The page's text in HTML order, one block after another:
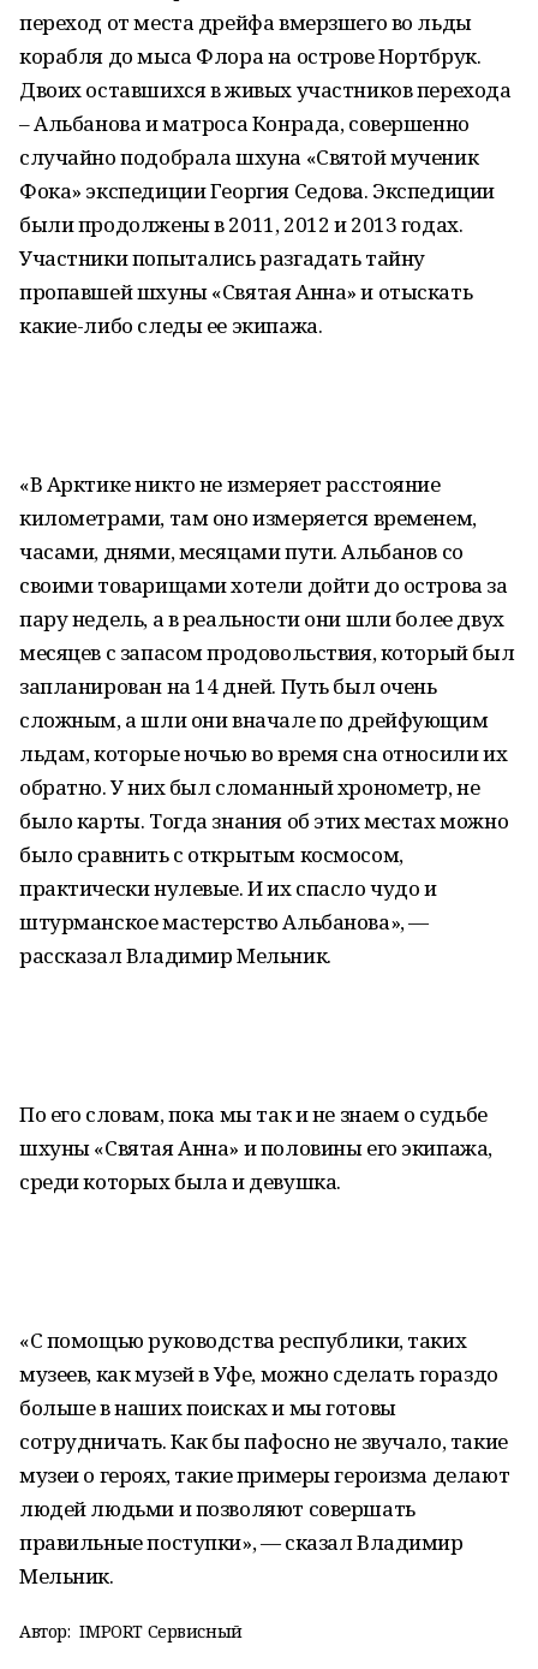
переход от места дрейфа вмерзшего во льды
корабля до мыса Флора на острове Нортбрук.
Двоих оставшихся в живых участников перехода
– Альбанова и матроса Конрада, совершенно
случайно подобрала шхуна «Святой мученик
Фока» экспедиции Георгия Седова. Экспедиции
были продолжены в 2011, 2012 и 2013 годах.
Участники попытались разгадать тайну
пропавшей шхуны «Святая Анна» и отыскать
какие-либо следы ее экипажа.
«В Арктике никто не измеряет расстояние
километрами, там оно измеряется временем,
часами, днями, месяцами пути. Альбанов со
своими товарищами хотели дойти до острова за
пару недель, а в реальности они шли более двух
месяцев с запасом продовольствия, который был
запланирован на 14 дней. Путь был очень
сложным, а шли они вначале по дрейфующим
льдам, которые ночью во время сна относили их
обратно. У них был сломанный хронометр, не
было карты. Тогда знания об этих местах можно
было сравнить с открытым космосом,
практически нулевые. И их спасло чудо и
штурманское мастерство Альбанова», —
рассказал Владимир Мельник.
По его словам, пока мы так и не знаем о судьбе
шхуны «Святая Анна» и половины его экипажа,
среди которых была и девушка.
«С помощью руководства республики, таких
музеев, как музей в Уфе, можно сделать гораздо
больше в наших поисках и мы готовы
сотрудничать. Как бы пафосно не звучало, такие
музеи о героях, такие примеры героизма делают
людей людьми и позволяют совершать
правильные поступки», — сказал Владимир
Мельник.
Автор: IMPORT Сервисный